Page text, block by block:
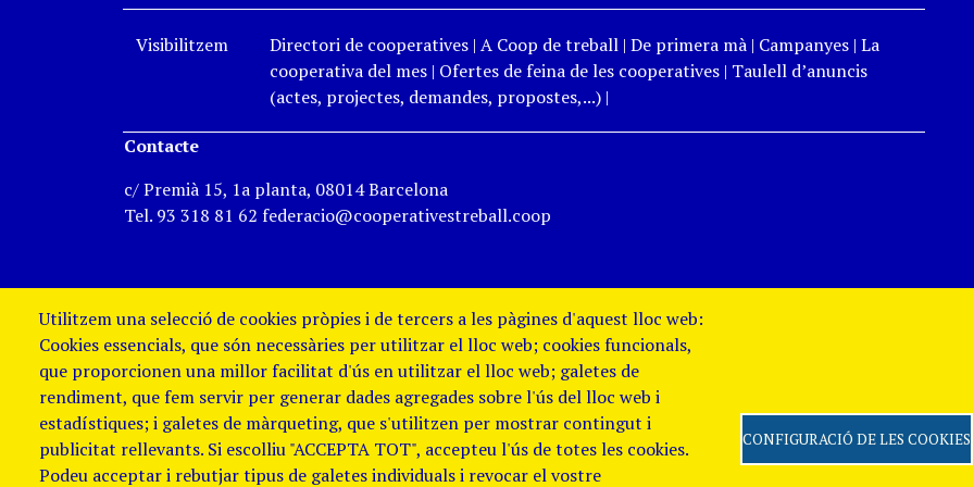
Visibilitzem Directori de cooperatives| A Coop de treball| De primera mà| Campanyes| La
cooperativa del mes| Ofertes de feina de les cooperatives| Taulell d’anuncis
(actes, projectes, demandes, propostes,...)|
Contacte
c/ Premià 15, 1a planta, 08014 Barcelona
Tel. 93 318 81 62 federacio@cooperativestreball.coop
Utilitzem una selecció de cookies pròpies i de tercers a les pàgines d'aquest lloc web:
Cookies essencials, que són necessàries per utilitzar el lloc web; cookies funcionals,
que proporcionen una millor facilitat d'ús en utilitzar el lloc web; galetes de
rendiment, que fem servir per generar dades agregades sobre l'ús del lloc web i
estadístiques; i galetes de màrqueting, que s'utilitzen per mostrar contingut i
publicitat rellevants. Si escolliu "ACCEPTA TOT", accepteu l'ús de totes les cookies.
Podeu acceptar i rebutjar tipus de galetes individuals i revocar el vostre
CONFIGURACIÓ DE LES COOKIES